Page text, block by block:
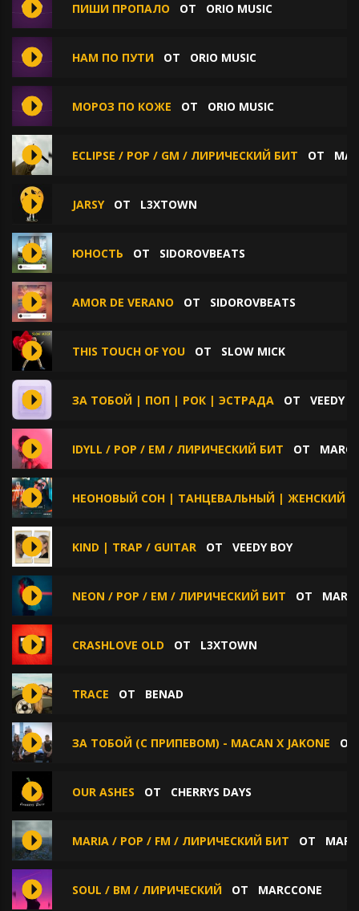
ПИШИ ПРОПАЛО ОТ ORIO MUSIC
НАМ ПО ПУТИ ОТ ORIO MUSIC
МОРОЗ ПО КОЖЕ ОТ ORIO MUSIC
ECLIPSE / POP / GM / ЛИРИЧЕСКИЙ БИТ ОТ
JARSYОТ L3XTOWN
ЮНОСТЬ ОТ SIDOROVBEATS
AMOR DE VERANO ОТ SIDOROVBEATS
THIS TOUCH OF YOU ОТ SLOW MICK
ЗА ТОБОЙ | ПОП | РОК | ЭСТРАДА ОТ VEEDY
IDYLL / POP / EM / ЛИРИЧЕСКИЙ БИТ ОТ
НЕОНОВЫЙ СОН | ТАНЦЕВАЛЬНЫЙ | ЖЕНСКИЙ
KIND | TRAP / GUITAR ОТ VEEDY BOY
NEON / POP / EM / ЛИРИЧЕСКИЙ БИТ ОТ
СRASHLOVE OLD ОТ L3XTOWN
TRACE ОТ BENAD
ЗА ТОБОЙ (С ПРИПЕВОМ) - MACAN X JAKONE
OUR ASHES ОТ CHERRYS DAYS
MARIA / POP / FM / ЛИРИЧЕСКИЙ БИТ ОТ
SOUL / BM / ЛИРИЧЕСКИЙ ОТ MARCCONE